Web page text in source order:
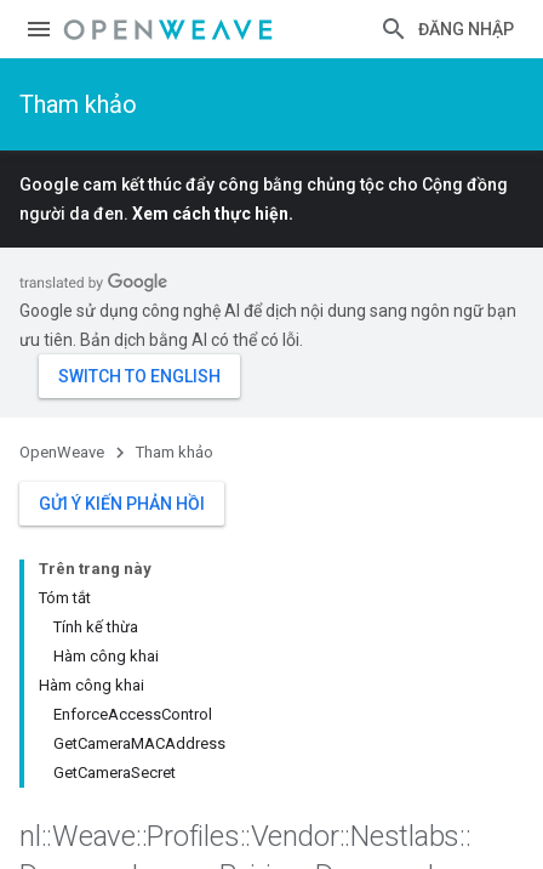
ĐĂNG NHẬP
Tham khảo
Google cam kết thúc đẩy công bằng chủng tộc cho Cộng đồng
người da đen. Xem cách thực hiện.
Google sử dụng công nghệ AI để dịch nội dung sang ngôn ngữ bạn
ưu tiên. Bản dịch bằng AI có thể có lỗi.
OpenWeave Tham khảo
GỬI Ý KIẾN PHẢN HỒI
Trên trang này
Tóm tắt
Tính kế thừa
Hàm công khai
Hàm công khai
EnforceAccessControl
GetCameraMACAddress
GetCameraSecret
nl ::Weave::Profiles::Vendor::Nestlabs::